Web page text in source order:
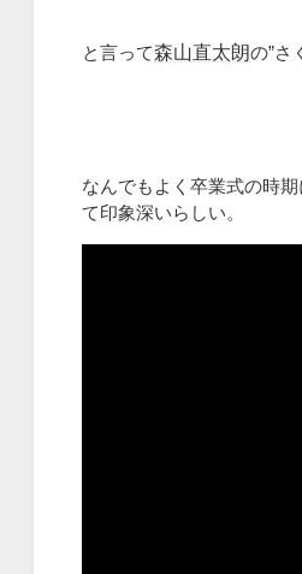
と言って森山直太朗の”さ
なんでもよく卒業式の時
て印象深いらしい。